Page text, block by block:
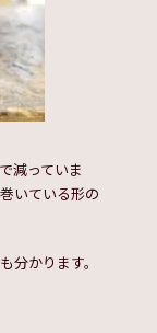
減っていま
いている形の
分かります。